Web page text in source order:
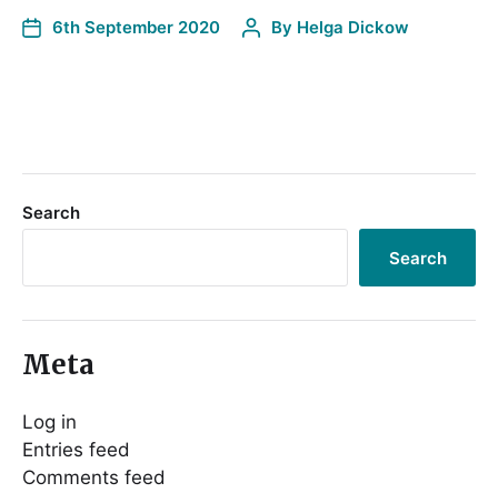
6th September 2020 By Helga Dickow
Search
Search
Meta
Log in
Entries feed
Comments feed